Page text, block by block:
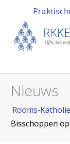
Nieuws
Rooms-
Bisschoppen